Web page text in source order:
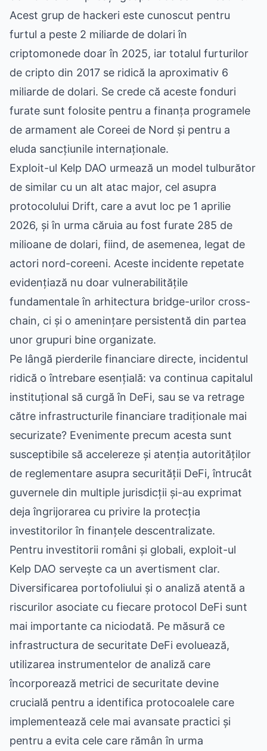
Acest grup de hackeri este cunoscut pentru
furtul a peste 2 miliarde de dolari în
criptomonede doar în 2025, iar totalul furturilor
de cripto din 2017 se ridică la aproximativ 6
miliarde de dolari. Se crede că aceste fonduri
furate sunt folosite pentru a finanța programele
de armament ale Coreei de Nord și pentru a
eluda sancțiunile internaționale.
Exploit-ul Kelp DAO urmează un model tulburător
de similar cu un alt atac major, cel asupra
protocolului Drift, care a avut loc pe 1 aprilie
2026, și în urma căruia au fost furate 285 de
milioane de dolari, fiind, de asemenea, legat de
actori nord-coreeni. Aceste incidente repetate
evidențiază nu doar vulnerabilitățile
fundamentale în arhitectura bridge-urilor cross-
chain, ci și o amenințare persistentă din partea
unor grupuri bine organizate.
Pe lângă pierderile financiare directe, incidentul
ridică o întrebare esențială: va continua capitalul
instituțional să curgă în DeFi, sau se va retrage
către infrastructurile financiare tradiționale mai
securizate? Evenimente precum acesta sunt
susceptibile să accelereze și atenția autorităților
de reglementare asupra securității DeFi, întrucât
guvernele din multiple jurisdicții și-au exprimat
deja îngrijorarea cu privire la protecția
investitorilor în finanțele descentralizate.
Pentru investitorii români și globali, exploit-ul
Kelp DAO servește ca un avertisment clar.
Diversificarea portofoliului și o analiză atentă a
riscurilor asociate cu fiecare protocol DeFi sunt
mai importante ca niciodată. Pe măsură ce
infrastructura de securitate DeFi evoluează,
utilizarea instrumentelor de analiză care
încorporează metrici de securitate devine
crucială pentru a identifica protocoalele care
implementează cele mai avansate practici și
pentru a evita cele care rămân în urma